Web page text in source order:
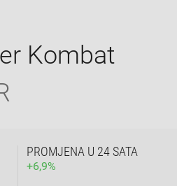
Kombat
PROMJENA U 24 SATA
+6,9%